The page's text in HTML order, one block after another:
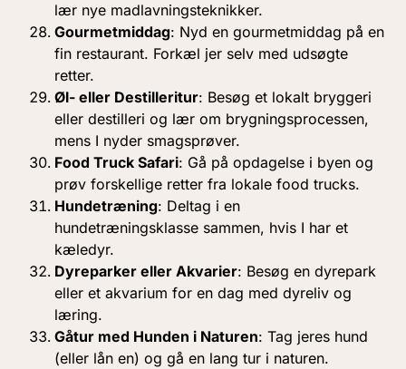
lær nye madlavningsteknikker.
Gourmetmiddag: Nyd en gourmetmiddag på en
fin restaurant. Forkæl jer selv med udsøgte
retter.
Øl- eller Destilleritur: Besøg et lokalt bryggeri
eller destilleri og lær om brygningsprocessen,
mens I nyder smagsprøver.
Food Truck Safari: Gå på opdagelse i byen og
prøv forskellige retter fra lokale food trucks.
Hundetræning: Deltag i en
hundetræningsklasse sammen, hvis I har et
kæledyr.
Dyreparker eller Akvarier: Besøg en dyrepark
eller et akvarium for en dag med dyreliv og
læring.
Gåtur med Hunden i Naturen: Tag jeres hund
(eller lån en) og gå en lang tur i naturen.